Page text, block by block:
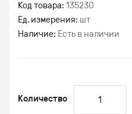
Код товара: 135230
Ед. измерения: шт
Наличие: Есть в наличии
Количество